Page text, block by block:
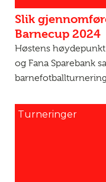
Slik
Barnecup 2024
Høstens
og Fana Sparebank
Turneringer